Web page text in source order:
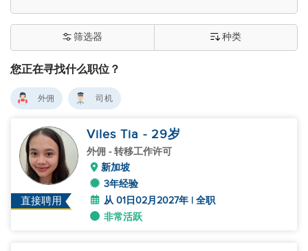
您正在寻找什么职位？
筛选器 种类
外佣 司机
直接聘用
Viles Tia - 29岁
外佣 - 转移工作许可
新加坡
3年经验
从 01日02月2027年 | 全职
非常活跃